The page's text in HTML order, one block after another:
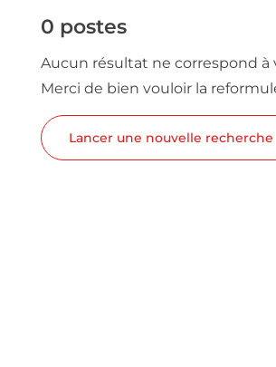
0 postes
Aucun résultat ne correspond à
Merci de bien vouloir la
Lancer une nouvelle recherche